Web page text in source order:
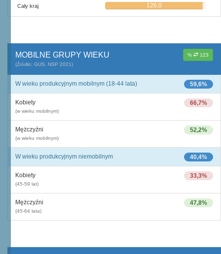
Cały kraj 126,0
% 123
MOBILNE GRUPY WIEKU
(Źródło: GUS, NSP 2021)
59,6%
W wieku produkcyjnym mobilnym (18-44 lata)
66,7%
Kobiety
(w wieku mobilnym)
52,2%
Mężczyźni
(w wieku mobilnym)
40,4%
W wieku produkcyjnym niemobilnym
33,3%
Kobiety
(45-59 lat)
47,8%
Mężczyźni
(45-64 lata)